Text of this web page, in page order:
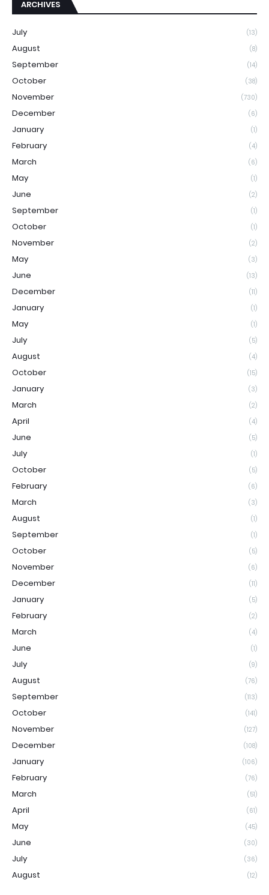
ARCHIVES
July (13)
August (8)
September (14)
October (38)
November (730)
December (6)
January (1)
February (4)
March (6)
May (1)
June (2)
September (1)
October (1)
November (2)
May (3)
June (13)
December (11)
January (1)
May (1)
July (5)
August (4)
October (15)
January (3)
March (2)
April (4)
June (5)
July (1)
October (5)
February (6)
March (3)
August (1)
September (1)
October (5)
November (6)
December (11)
January (5)
February (2)
March (4)
June (1)
July (9)
August (76)
September (113)
October (141)
November (127)
December (108)
January (106)
February (76)
March (51)
April (61)
May (45)
June (30)
July (36)
August (12)